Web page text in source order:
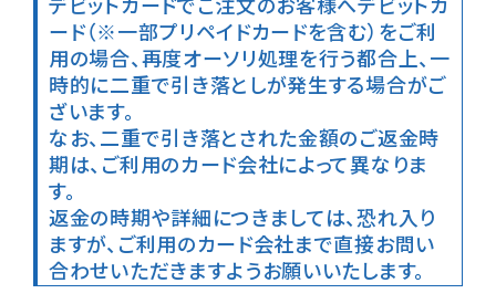
ード（※一部プリペイドカードを含む）をご利
用の場合、再度オーソリ処理を行う都合上、一
時的に二重で引き落としが発生する場合がご
ざいます。
なお、二重で引き落とされた金額のご返金時
期は、ご利用のカード会社によって異なりま
す。
返金の時期や詳細につきましては、恐れ入り
ますが、ご利用のカード会社まで直接お問い
合わせいただきますようお願いいたします。